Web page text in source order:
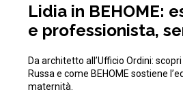
Lidia in BEHOME:
e professionista,
Da architetto all’Ufficio Ordini:
Russa e come BEHOME sostiene
maternità.